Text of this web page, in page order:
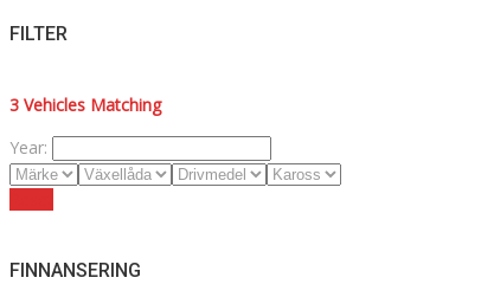
FILTER
3 Vehicles Matching
Year:
FINNANSERING